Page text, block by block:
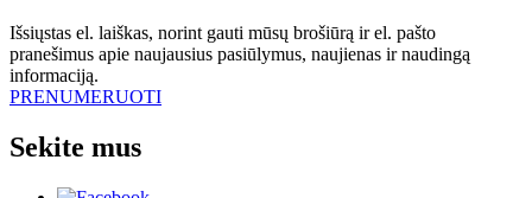
Išsiųstas el. laiškas, norint gauti mūsų brošiūrą ir el. pašto
pranešimus apie naujausius pasiūlymus, naujienas ir naudingą
informaciją.
PRENUMERUOTI
Sekite mus